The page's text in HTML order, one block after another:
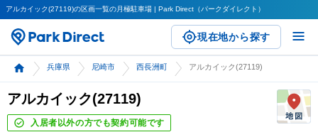
アルカイック(27119)の区画一覧の月極駐車場 | Park Direct（パークダイレクト）
現在地から探す
兵庫県 尼崎市 西長洲町 アルカイック(27119)
アルカイック(27119)
入居者以外の方でも契約可能です